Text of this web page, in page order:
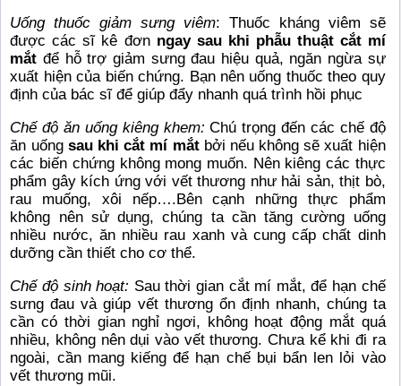
Uống thuốc giảm sưng viêm: Thuốc kháng viêm sẽ
được các sĩ kê đơn ngay sau khi phẫu thuật cắt mí
mắt để hỗ trợ giảm sưng đau hiệu quả, ngăn ngừa sự
xuất hiện của biến chứng. Bạn nên uống thuốc theo quy
định của bác sĩ để giúp đẩy nhanh quá trình hồi phục
Chế độ ăn uống kiêng khem: Chú trọng đến các chế độ
ăn uống sau khi cắt mí mắtbởi nếu không sẽ xuất hiện
các biến chứng không mong muốn. Nên kiêng các thực
phẩm gây kích ứng với vết thương như hải sản, thịt bò,
rau muống, xôi nếp….Bên cạnh những thực phẩm
không nên sử dụng, chúng ta cần tăng cường uống
nhiều nước, ăn nhiều rau xanh và cung cấp chất dinh
dưỡng cần thiết cho cơ thể.
Chế độ sinh hoạt: Sau thời gian cắt mí mắt, để hạn chế
sưng đau và giúp vết thương ổn định nhanh, chúng ta
cần có thời gian nghỉ ngơi, không hoạt động mắt quá
nhiều, không nên dụi vào vết thương. Chưa kể khi đi ra
ngoài, cần mang kiếng để hạn chế bụi bẩn len lỏi vào
vết thương mũi.